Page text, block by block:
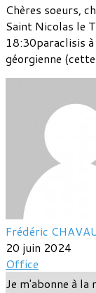
Chères soeurs,
Saint Nicolas le
18:30paraclisis
géorgienne
Frédéric
20 juin 2024
Office
Je m'abonne à